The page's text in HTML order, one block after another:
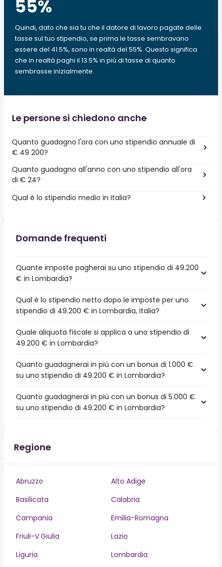
55%
Quindi, dato che sia tu che il datore di lavoro pagate delle
tasse sul tuo stipendio, se prima le tasse sembravano
essere del 41.5%, sono in realtà del 55%. Questo significa
che in realtà paghi il 13.5% in più di tasse di quanto
sembrasse inizialmente.
Le persone si chiedono anche
Quanto guadagno l'ora con uno stipendio annuale di
€ 49 200?
Quanto guadagno all'anno con uno stipendio all'ora
di € 24?
Qual è lo stipendio medio in Italia?
Domande frequenti
Quante imposte pagherai su uno stipendio di 49.200
€ in Lombardia?
Qual è lo stipendio netto dopo le imposte per uno
stipendio di 49.200 € in Lombardia, Italia?
Quale aliquota fiscale si applica a uno stipendio di
49.200 € in Lombardia?
Quanto guadagnerai in più con un bonus di 1.000 €
su uno stipendio di 49.200 € in Lombardia?
Quanto guadagnerai in più con un bonus di 5.000 €
su uno stipendio di 49.200 € in Lombardia?
Regione
Abruzzo
Alto Adige
Basilicata
Calabria
Campania
Emilia-Romagna
Friuli-V.Giulia
Lazio
Liguria
Lombardia